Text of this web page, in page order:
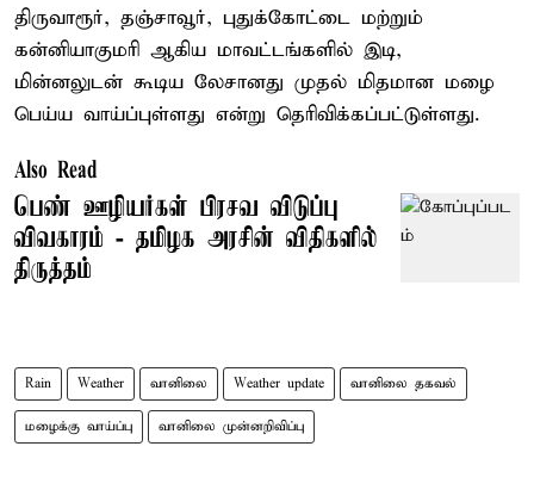
திருவாரூர், தஞ்சாவூர், புதுக்கோட்டை மற்றும்
கன்னியாகுமரி ஆகிய மாவட்டங்களில் இடி,
மின்னலுடன் கூடிய லேசானது முதல் மிதமான மழை
பெய்ய வாய்ப்புள்ளது என்று தெரிவிக்கப்பட்டுள்ளது.
Also Read
பெண் ஊழியர்கள் பிரசவ விடுப்பு
விவகாரம் - தமிழக அரசின் விதிகளில்
திருத்தம்
Rain Weather வானிலை Weather update வானிலை தகவல்
மழைக்கு வாய்ப்பு வானிலை முன்னறிவிப்பு